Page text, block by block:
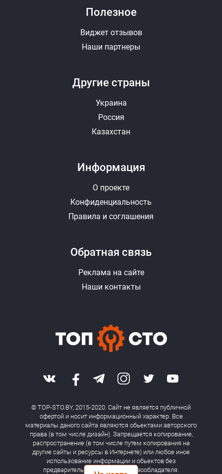
Другие страны
Украина
Россия
Казахстан
Полезное
Виджет отзывов
Наши партнеры
Информация
О проекте
Конфиденциальность
Правила и соглашения
Обратная связь
Реклама на сайте
Наши контакты
© TOP-STO.BY, 2015-2020. Сайт не является публичной
офертой и носит информационный характер. Все
материалы даного сайта являются обьектами авторского
права (в том числе дизайн). Запрещается копирование,
распространение (в том числе путем копирования на
другие сайты и ресурсы в Интернете) или любое иное
использование информации и обьектов без
предварительного согласия правообладателя.